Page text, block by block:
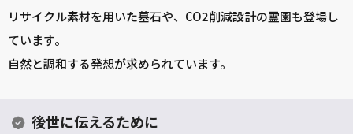
リサイクル素材を用いた墓石や、CO2削減設計の霊園も登場し
ています。
自然と調和する発想が求められています。
後世に伝えるために